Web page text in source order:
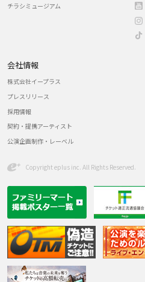
チラシミュージアム
会社情報
株式会社イープラス
プレスリリース
採用情報
契約・提携アーティスト
公演企画制作・レーベル
Copyright eplus inc. All Rights Reserved.